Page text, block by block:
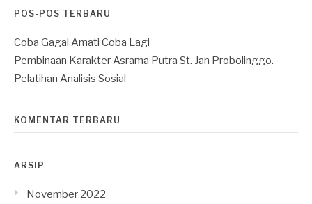
POS-POS TERBARU
Coba Gagal Amati Coba Lagi
Pembinaan Karakter Asrama Putra St. Jan Probolinggo.
Pelatihan Analisis Sosial
KOMENTAR TERBARU
ARSIP
November 2022